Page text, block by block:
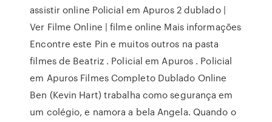
assistir online Policial em Apuros 2 dublado |
Ver Filme Online | filme online Mais informações
Encontre este Pin e muitos outros na pasta
filmes de Beatriz . Policial em Apuros . Policial
em Apuros Filmes Completo Dublado Online
Ben (Kevin Hart) trabalha como segurança em
um colégio, e namora a bela Angela. Quando o